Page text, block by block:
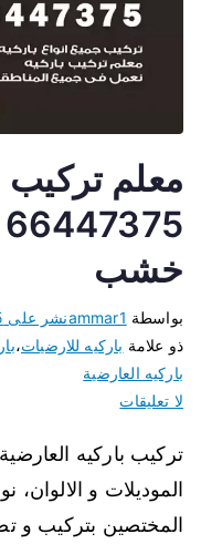
معلم تركيب
خشب
بواسطة ammar1نشر على
ذو علامة باركيه للارضيات،
باركيه العارضية
لا تعليقات
تركيب باركيه
الموديلات و الالوان،
المختصين بتركيب و